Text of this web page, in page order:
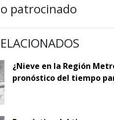
patrocinado
¿Nieve en la Región
pronóstico del tiempo